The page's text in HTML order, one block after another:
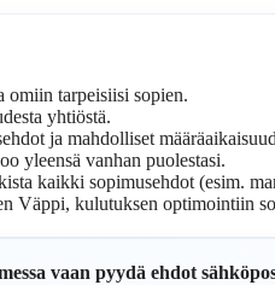
omiin tarpeisiisi sopien.
yhtiöstä.
ja mahdolliset
yleensä vanhan puolestasi.
kaikki sopimusehdot (esim.
Väppi, kulutuksen optimointiin
vaan pyydä ehdot